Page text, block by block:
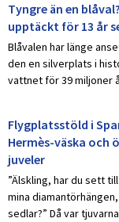
Tyngre än en
upptäckt för 13 år
Blåvalen har länge
den en silverplats i
vattnet för 39 miljoner
Flygplatsstöld i
Hermès-väska och
juveler
”Älskling, har du sett
mina
sedlar?” Då var